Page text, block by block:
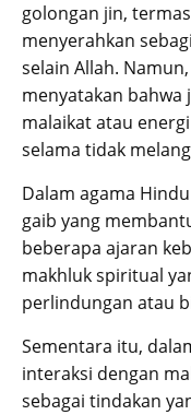
golongan jin,
menyerahkan
selain Allah.
menyatakan
malaikat atau
selama tidak
Dalam agama
gaib yang
beberapa ajaran
makhluk spiritual
perlindungan atau
Sementara itu,
interaksi dengan
sebagai tindakan